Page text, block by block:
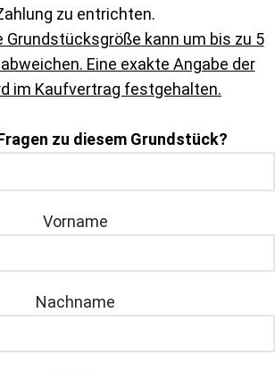
zu entrichten.
kann um bis zu 5
Eine exakte Angabe der
im Kaufvertrag festgehalten.
zu diesem Grundstück?
Vorname
Nachname